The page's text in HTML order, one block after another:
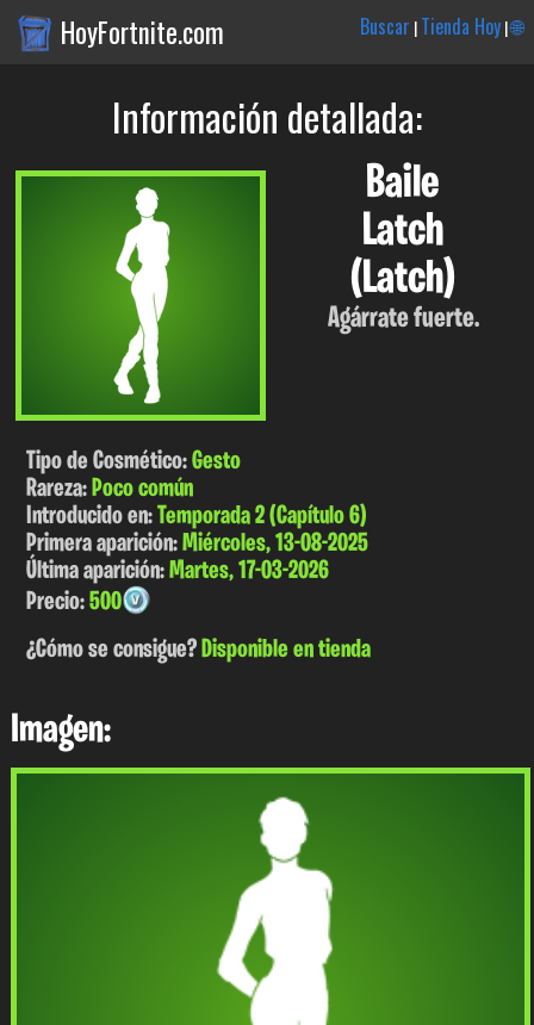
HoyFortnite.com Buscar |Tienda Hoy|🌐
Información detallada:
Baile
Latch
(Latch)
Agárrate fuerte.
Tipo de Cosmético:Gesto
Rareza:Poco común
Introducido en:Temporada 2 (Capítulo 6)
Primera aparición:Miércoles, 13-08-2025
Última aparición:Martes, 17-03-2026
Precio:500
¿Cómo se consigue?Disponible en tienda
Imagen: